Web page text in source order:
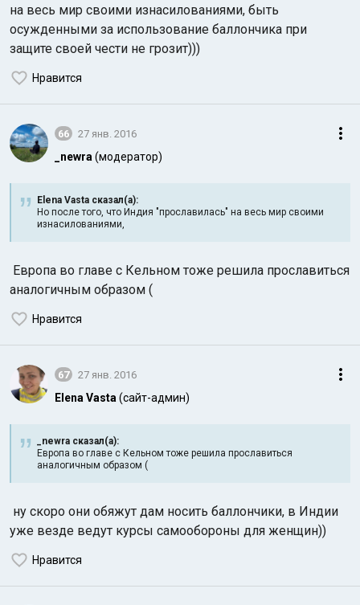
на весь мир своими изнасилованиями, быть
осужденными за использование баллончика при
защите своей чести не грозит)))
Нравится
66 27 янв. 2016
_newra (модератор)
Elena Vasta сказал(а):
Но после того, что Индия "прославилась" на весь мир своими
изнасилованиями,
Европа во главе с Кельном тоже решила прославиться
аналогичным образом (
Нравится
67 27 янв. 2016
Elena Vasta (сайт-админ)
_newra сказал(а):
Европа во главе с Кельном тоже решила прославиться
аналогичным образом (
ну скоро они обяжут дам носить баллончики, в Индии
уже везде ведут курсы самообороны для женщин))
Нравится